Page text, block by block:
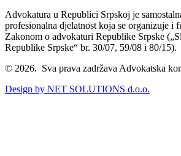
Advokatura u Republici Srpskoj je
profesionalna djelatnost koja se organizuje i
Zakonom o advokaturi Republike Srpske
Republike Srpske“ br. 30/07, 59/08 i 80/15).
© 2026. Sva prava zadržava Advokatska
Design by NET SOLUTIONS d.o.o.